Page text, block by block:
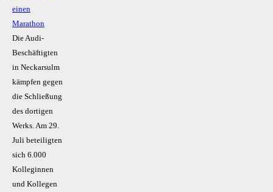
einen
Marathon
Die Audi-
Beschäftigten
in Neckarsulm
kämpfen gegen
die Schließung
des dortigen
Werks. Am 29.
Juli beteiligten
sich 6.000
Kolleginnen
und Kollegen